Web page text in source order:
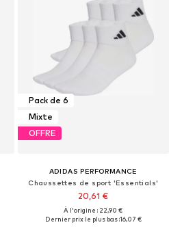
Pack de 6
Mixte
OFFRE
ADIDAS PERFORMANCE
Chaussettes de sport 'Essentials'
20,61 €
À l'origine : 22,90 €
Dernier prix le plus bas :16,07 €